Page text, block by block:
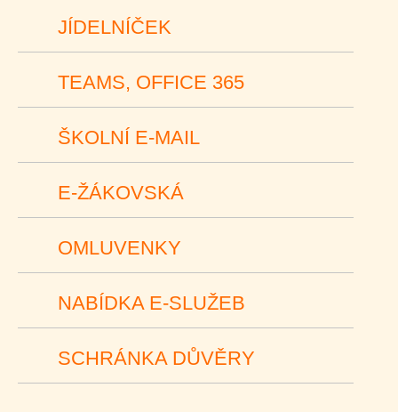
JÍDELNÍČEK
TEAMS, OFFICE 365
ŠKOLNÍ E-MAIL
E-ŽÁKOVSKÁ
OMLUVENKY
NABÍDKA E-SLUŽEB
SCHRÁNKA DŮVĚRY